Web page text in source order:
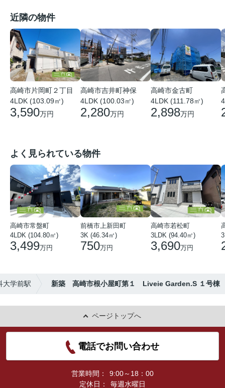
近隣の物件
高崎市片岡町２丁目
4LDK (103.09㎡)
3,590万円
高崎市吉井町神保
4LDK (100.03㎡)
2,280万円
高崎市金古町
4LDK (111.78㎡)
2,898万円
よく見られている物件
高崎市常盤町
4LDK (104.80㎡)
3,499万円
前橋市上新田町
3K (46.34㎡)
750万円
高崎市若松町
3LDK (94.40㎡)
3,690万円
大学前駅 新築 高崎市根小屋町第１ Liveie Garden.S １号棟
ページトップへ
電話でお問い合わせ
営業時間：
9:00～18：00
定休日：
毎週水曜日